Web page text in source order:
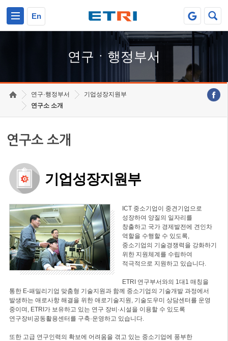
En
연구ㆍ행정부서
연구·행정부서
기업성장지원부
연구소 소개
연구소 소개
기업성장지원부
ICT 중소기업이 중견기업으로
성장하여 양질의 일자리를
창출하고 국가 경제발전에 견인차
역할을 수행할 수 있도록,
중소기업의 기술경쟁력을 강화하기
위한 지원체계를 수립하여
적극적으로 지원하고 있습니다.
ETRI 연구부서와의 1대1 매칭을
통한 E-패밀리기업 맞춤형 기술지원과 함께 중소기업의 기술개발 과정에서
발생하는 애로사항 해결을 위한 애로기술지원, 기술도우미 상담센터를 운영
중이며, ETRI가 보유하고 있는 연구 장비·시설을 이용할 수 있도록
연구장비공동활용센터를 구축·운영하고 있습니다.
또한 고급 연구인력의 확보에 어려움을 겪고 있는 중소기업에 풍부한